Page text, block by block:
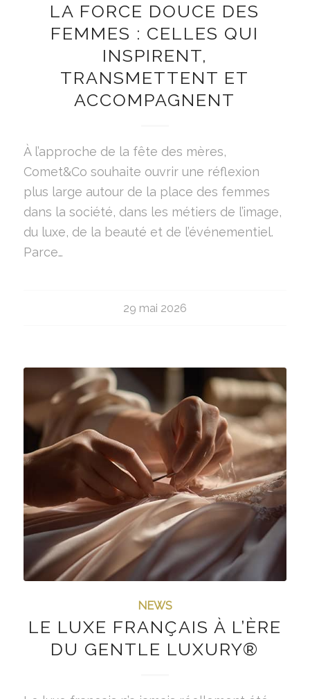
LA FORCE DOUCE DES
FEMMES : CELLES QUI
INSPIRENT,
TRANSMETTENT ET
ACCOMPAGNENT
À l’approche de la fête des mères,
Comet&Co souhaite ouvrir une réflexion
plus large autour de la place des femmes
dans la société, dans les métiers de l’image,
du luxe, de la beauté et de l’événementiel.
Parce…
29 mai 2026
NEWS
LE LUXE FRANÇAIS À L’ÈRE
DU GENTLE LUXURY®